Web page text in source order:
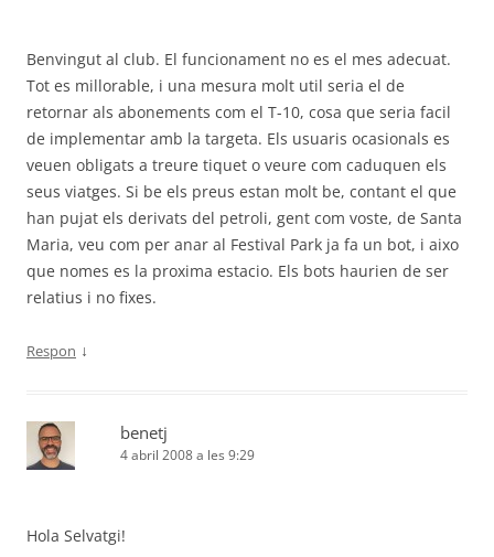
Benvingut al club. El funcionament no es el mes adecuat.
Tot es millorable, i una mesura molt util seria el de
retornar als abonements com el T-10, cosa que seria facil
de implementar amb la targeta. Els usuaris ocasionals es
veuen obligats a treure tiquet o veure com caduquen els
seus viatges. Si be els preus estan molt be, contant el que
han pujat els derivats del petroli, gent com voste, de Santa
Maria, veu com per anar al Festival Park ja fa un bot, i aixo
que nomes es la proxima estacio. Els bots haurien de ser
relatius i no fixes.
Respon ↓
benetj
4 abril 2008 a les 9:29
Hola Selvatgi!